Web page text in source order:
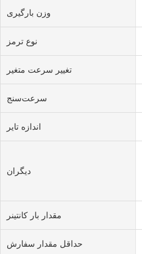
وزن بارگیری
نوع ترمز
تغییر سرعت متغیر
سرعت‌سنج
اندازه تایر
دیگران
مقدار بار کانتینر
حداقل مقدار سفارش